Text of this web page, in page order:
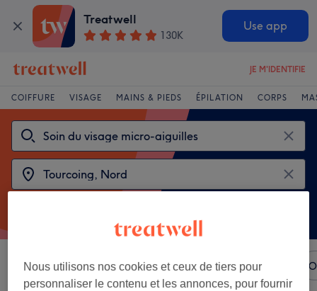
Treatwell
130K
Use app
JE M'IDENTIFIE
COIFFURE VISAGE MAINS & PIEDS ÉPILATION CORPS
Trier par N'importe quel prix Marques Salons
Nous utilisons nos cookies et ceux de tiers pour
personnaliser le contenu et les annonces, pour fournir